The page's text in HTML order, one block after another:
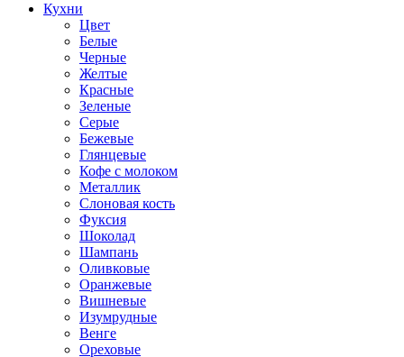
Кухни
Цвет
Белые
Черные
Желтые
Красные
Зеленые
Серые
Бежевые
Глянцевые
Кофе с молоком
Металлик
Слоновая кость
Фуксия
Шоколад
Шампань
Оливковые
Оранжевые
Вишневые
Изумрудные
Венге
Ореховые